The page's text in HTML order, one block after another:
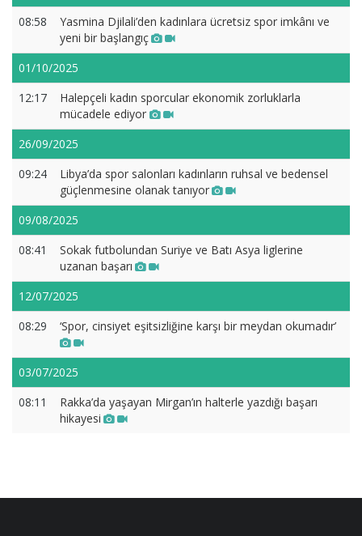
08:58
Yasmina Djilali’den kadınlara ücretsiz spor imkânı ve
yeni bir başlangıç
01/10/2025
12:17
Halepçeli kadın sporcular ekonomik zorluklarla
mücadele ediyor
26/09/2025
09:24
Libya’da spor salonları kadınların ruhsal ve bedensel
güçlenmesine olanak tanıyor
09/08/2025
08:41
Sokak futbolundan Suriye ve Batı Asya liglerine
uzanan başarı
12/07/2025
08:29
‘Spor, cinsiyet eşitsizliğine karşı bir meydan okumadır’
03/07/2025
08:11
Rakka’da yaşayan Mirgan’ın halterle yazdığı başarı
hikayesi